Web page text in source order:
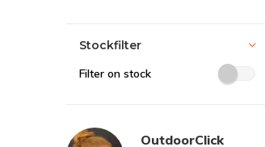
Stockfilter
Filter on stock
OutdoorClick